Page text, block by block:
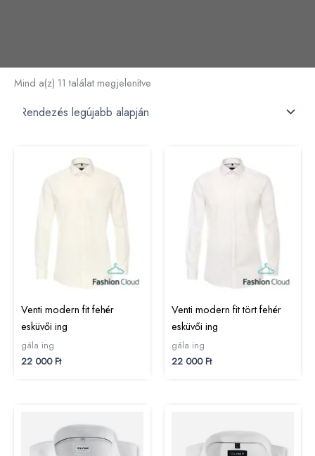
Mind a(z) 11 találat megjelenítve
Venti modern fit fehér
esküvői ing
gála ing
22 000Ft
Venti modern fit tört fehér
esküvői ing
gála ing
22 000Ft